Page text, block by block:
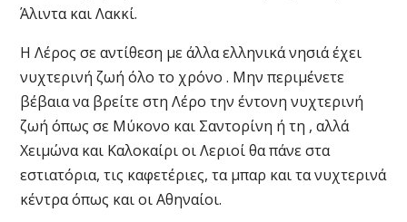
Άλιντα και Λακκί.
Η Λέρος σε αντίθεση με άλλα ελληνικά νησιά έχει
νυχτερινή ζωή όλο το χρόνο . Μην περιμένετε
βέβαια να βρείτε στη Λέρο την έντονη νυχτερινή
ζωή όπως σε Μύκονο και Σαντορίνη ή τη , αλλά
Χειμώνα και Καλοκαίρι οι Λεριοί θα πάνε στα
εστιατόρια, τις καφετέριες, τα μπαρ και τα νυχτερινά
κέντρα όπως και οι Αθηναίοι.